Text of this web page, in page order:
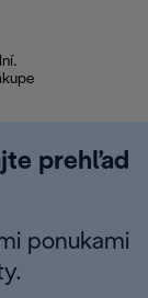
prehľad
ponukami